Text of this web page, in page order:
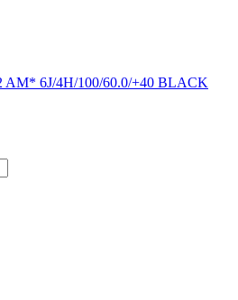
AM* 6J/4H/100/60.0/+40 BLACK